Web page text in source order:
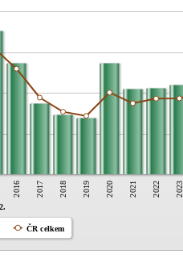
2016 2017 2018 2019 2020 2021 2022 2023
ČR celkem